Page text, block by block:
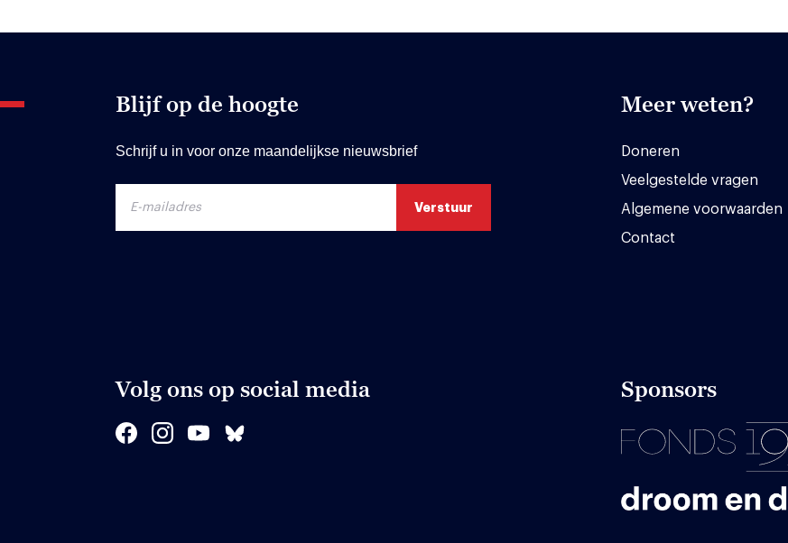
Blijf op de hoogte
Schrijf u in voor onze maandelijkse nieuwsbrief
Meer weten?
Doneren
Veelgestelde vragen
Algemene voorwaarden
Contact
Volg ons op social media Sponsors